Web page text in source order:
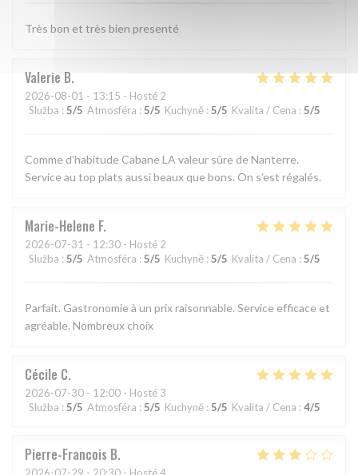
Très bon et très bien presenté
Valerie B
2026-08-01 - 13:15 - Hosté 2
Služba : 5/5 Atmosféra : 5/5 Kuchyně : 5/5 Kvalita / Cena : 5/5
Comme d’habitude Cabane LA valeur sûre de Nanterre.
Service au top plats aussi beaux que bons. On s’est régalés.
Marie-Helene F
2026-07-31 - 12:30 - Hosté 2
Služba : 5/5 Atmosféra : 5/5 Kuchyně : 5/5 Kvalita / Cena : 5/5
Parfait. Gastronomie à un prix raisonnable. Service efficace et
agréable. Nombreux choix
Cécile C
2026-07-30 - 12:00 - Hosté 3
Služba : 5/5 Atmosféra : 5/5 Kuchyně : 5/5 Kvalita / Cena : 4/5
Pierre-Francois B
2026-07-29 - 20:30 - Hosté 4